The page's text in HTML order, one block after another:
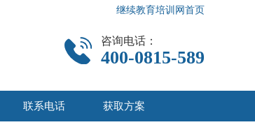
继续教育培训网首页
咨询电话：
400-0815-589
联系电话 获取方案